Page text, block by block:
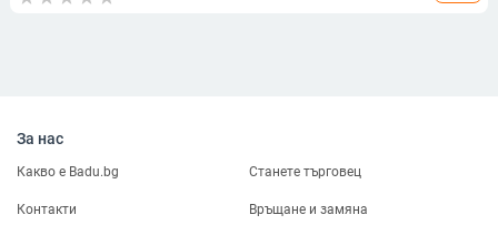
За нас
Какво е Badu.bg Станете търговец
Контакти Връщане и замяна